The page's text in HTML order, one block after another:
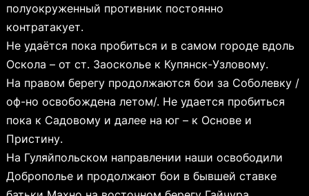
полуокруженный противник постоянно
контратакует.
Не удаётся пока пробиться и в самом городе вдоль
Оскола – от ст. Заосколье к Купянск-Узловому.
На правом берегу продолжаются бои за Соболевку /
оф-но освобождена летом/. Не удается пробиться
пока к Садовому и далее на юг – к Основе и
Пристину.
На Гуляйпольском направлении наши освободили
Доброполье и продолжают бои в бывшей ставке